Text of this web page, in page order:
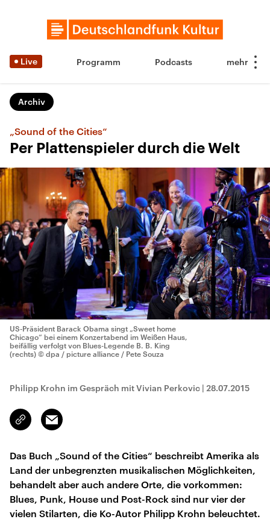
Live Programm Podcasts
Archiv
„Sound of the Cities“
Per Plattenspieler durch die Welt
US-Präsident Barack Obama singt „Sweet home
Chicago“ bei einem Konzertabend im Weißen Haus,
beifällig verfolgt von Blues-Legende B. B. King
(rechts) © dpa / picture alliance / Pete Souza
Philipp Krohn im Gespräch mit Vivian Perkovic | 28.07.2015
Link
kopieren/teilen
Email
Das Buch „Sound of the Cities“ beschreibt Amerika als
Land der unbegrenzten musikalischen Möglichkeiten,
behandelt aber auch andere Orte, die vorkommen:
Blues, Punk, House und Post-Rock sind nur vier der
vielen Stilarten, die Ko-Autor Philipp Krohn beleuchtet.